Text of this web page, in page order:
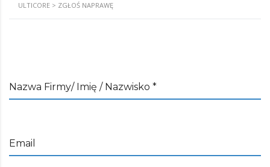
ULTICORE > ZGŁOŚ NAPRAWĘ
Nazwa Firmy/ Imię / Nazwisko *
Email